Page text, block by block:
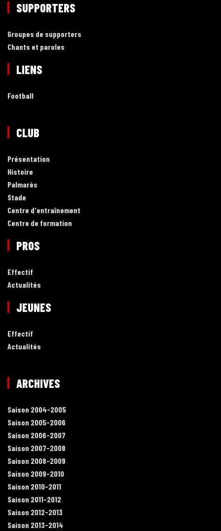
SUPPORTERS
Groupes de supporters
Chants et paroles
LIENS
Football
CLUB
Présentation
Histoire
Palmarès
Stade
Centre d'entraînement
Centre de formation
PROS
Effectif
Actualités
JEUNES
Effectif
Actualités
ARCHIVES
Saison 2004-2005
Saison 2005-2006
Saison 2006-2007
Saison 2007-2008
Saison 2008-2009
Saison 2009-2010
Saison 2010-2011
Saison 2011-2012
Saison 2012-2013
Saison 2013-2014